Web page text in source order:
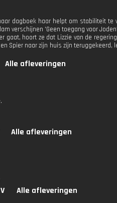
dagboek haar helpt om stabiliteit te
verschijnen 'Geen toegang voor
gaat, hoort ze dat Lizzie van de
Spier naar zijn huis zijn
Alle afleveringen
Alle afleveringen
Alle afleveringen